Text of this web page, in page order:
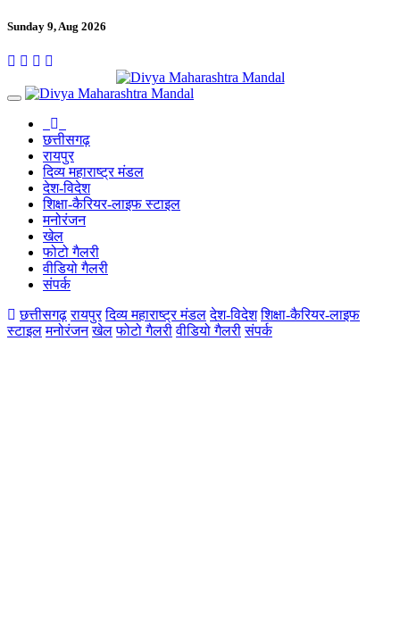
Sunday 9, Aug 2026
छत्तीसगढ़
रायपुर
दिव्य महाराष्ट्र मंडल
देश-विदेश
शिक्षा-कैरियर-लाइफ स्टाइल
मनोरंजन
खेल
फोटो गैलरी
वीडियो गैलरी
संपर्क
छत्तीसगढ़ रायपुर दिव्य महाराष्ट्र मंडल देश-विदेश शिक्षा-कैरियर-लाइफ
स्टाइल मनोरंजन खेल फोटो गैलरी वीडियो गैलरी संपर्क